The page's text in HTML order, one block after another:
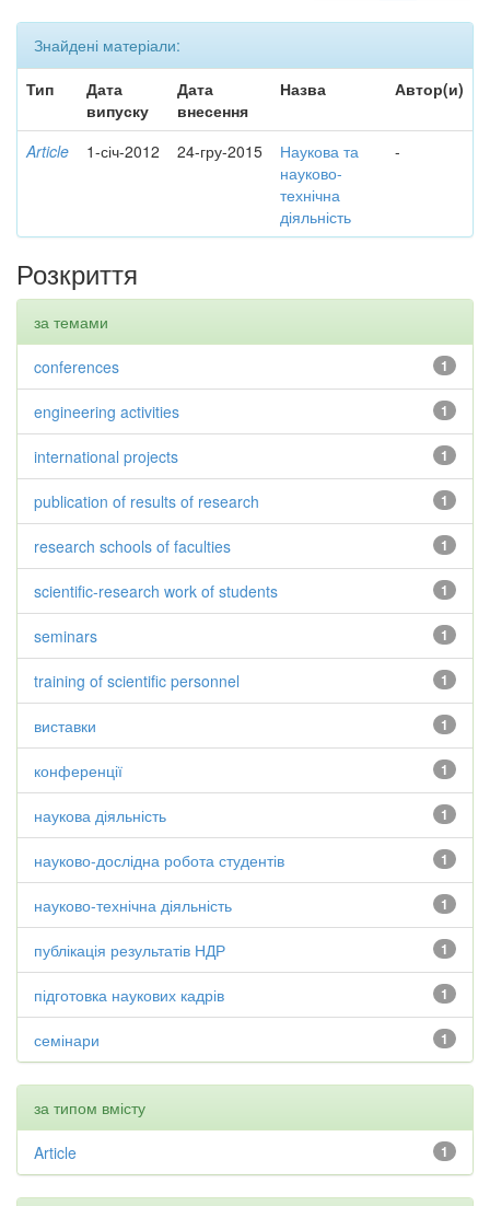
Знайдені матеріали:
Тип
Дата
випуску
Дата
внесення
Назва Автор(и)
Article 1-січ-2012 24-гру-2015
Наукова та
науково-
технічна
діяльність
-
Розкриття
за темами
1
conferences
1
engineering activities
1
international projects
1
publication of results of research
1
research schools of faculties
1
scientific-research work of students
1
seminars
1
training of scientific personnel
1
виставки
1
конференції
1
наукова діяльність
1
науково-дослідна робота студентів
1
науково-технічна діяльність
1
публікація результатів НДР
1
підготовка наукових кадрів
1
семінари
за типом вмісту
1
Article